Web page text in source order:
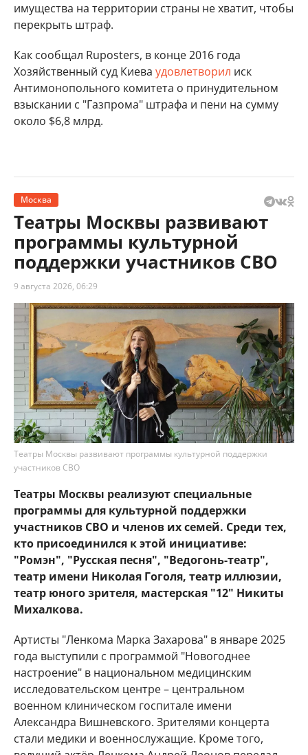
имущества на территории страны не хватит, чтобы
перекрыть штраф.
Как сообщал Ruposters, в конце 2016 года
Хозяйственный суд Киева удовлетворил иск
Антимонопольного комитета о принудительном
взыскании с "Газпрома" штрафа и пени на сумму
около $6,8 млрд.
Москва
Театры Москвы развивают
программы культурной
поддержки участников СВО
9 августа 2026, 06:29
Театры Москвы развивают программы культурной поддержки
участников СВО
Театры Москвы реализуют специальные
программы для культурной поддержки
участников СВО и членов их семей. Среди тех,
кто присоединился к этой инициативе:
"Ромэн", "Русская песня", "Ведогонь-театр",
театр имени Николая Гоголя, театр иллюзии,
театр юного зрителя, мастерская "12" Никиты
Михалкова.
Артисты "Ленкома Марка Захарова" в январе 2025
года выступили с программой "Новогоднее
настроение" в национальном медицинским
исследовательском центре – центральном
военном клиническом госпитале имени
Александра Вишневского. Зрителями концерта
стали медики и военнослужащие. Кроме того,